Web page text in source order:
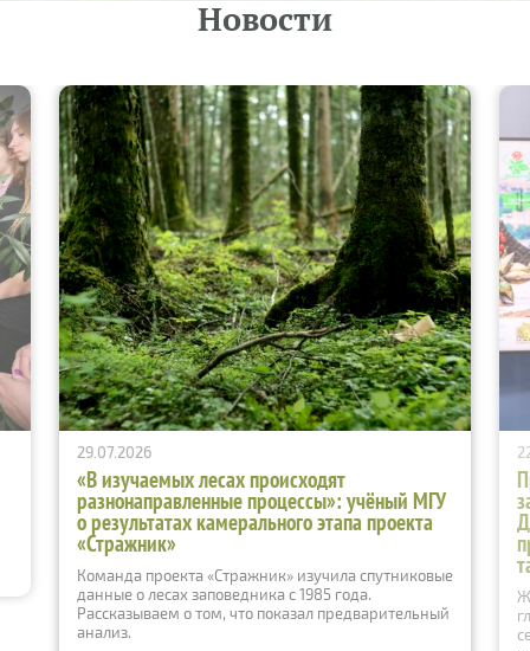
Новости
29.07.2026
«В изучаемых лесах происходят
разнонаправленные процессы»: учёный МГУ
о результатах камерального этапа проекта
«Стражник»
Команда проекта «Стражник» изучила спутниковые
данные о лесах заповедника с 1985 года.
Рассказываем о том, что показал предварительный
анализ.